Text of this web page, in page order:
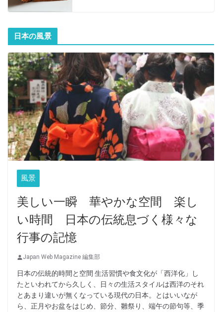
日本の風景
風景
美しい一瞬 華やかな空間 楽し
い時間 日本の伝統息づく様々な
行事の記憶
Japan Web Magazine 編集部
日本の伝統的時間と空間 生活習慣や食文化が「西洋化」し
たといわれてから久しく、日々の生活スタイルは西洋のそれ
とあまり違いが無くなっている現代の日本。とはいいなが
ら、正月やお盆をはじめ、節分、雛祭り、端午の節句等、季